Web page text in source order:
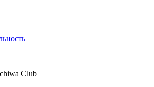
Club